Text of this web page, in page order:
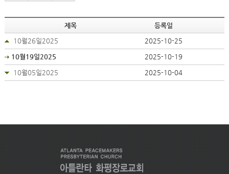
제목
등록일
10월26일2025
2025-10-25
10월19일2025 2025-10-19
10월05일2025 2025-10-04